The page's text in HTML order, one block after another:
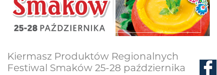
Kiermasz Produktów Regionalnych
Festiwal Smaków 25-28 października